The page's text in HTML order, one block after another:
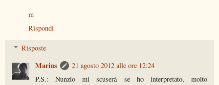
m
Rispondi
Risposte
Marius
21 agosto 2012 alle ore 12:24
P.S.: Nunzio mi scuserà se ho interpretato, molto